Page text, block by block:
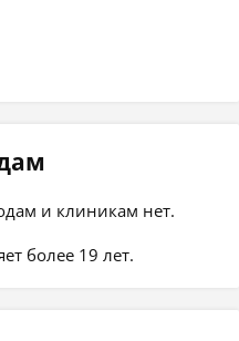
и клиникам нет.
более 19 лет.